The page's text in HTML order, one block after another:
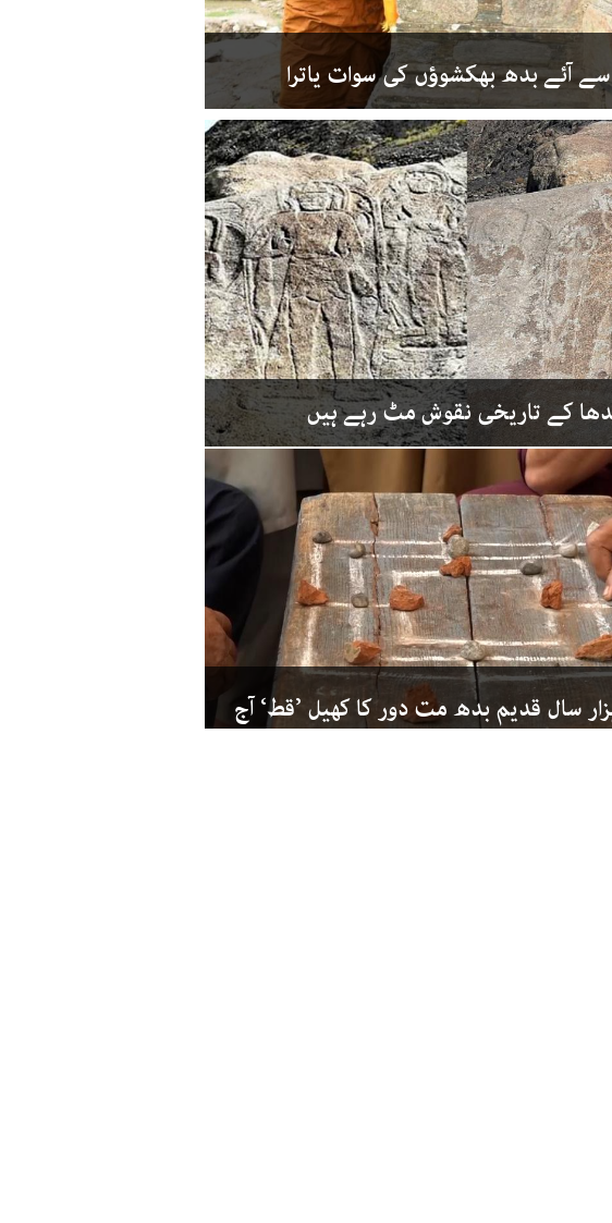
سے آئے بدھ بھکشوؤں کی سوات یاترا
کے تاریخی نقوش مٹ رہے ہیں
سال قدیم بدھ مت دور کا کھیل ’قط‘ آج